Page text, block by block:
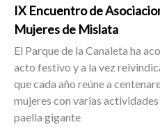
IX Encuentro de
Mujeres de Mislata
El Parque de la Canaleta ha
acto festivo y a la vez
que cada año reúne a
mujeres con varias actividades
paella gigante